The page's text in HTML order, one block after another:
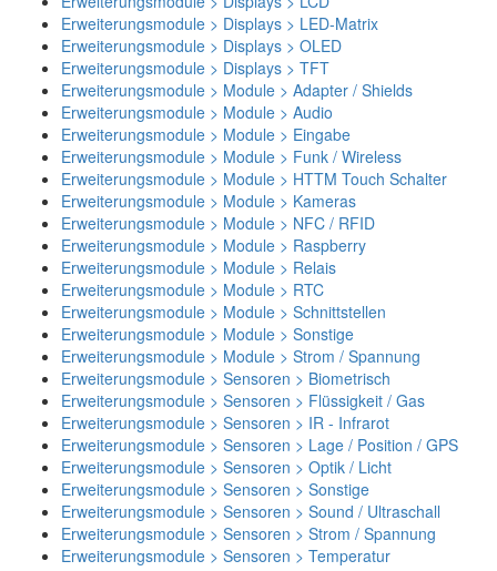
Erweiterungsmodule > Displays > LED-Matrix
Erweiterungsmodule > Displays > OLED
Erweiterungsmodule > Displays > TFT
Erweiterungsmodule > Module > Adapter / Shields
Erweiterungsmodule > Module > Audio
Erweiterungsmodule > Module > Eingabe
Erweiterungsmodule > Module > Funk / Wireless
Erweiterungsmodule > Module > HTTM Touch Schalter
Erweiterungsmodule > Module > Kameras
Erweiterungsmodule > Module > NFC / RFID
Erweiterungsmodule > Module > Raspberry
Erweiterungsmodule > Module > Relais
Erweiterungsmodule > Module > RTC
Erweiterungsmodule > Module > Schnittstellen
Erweiterungsmodule > Module > Sonstige
Erweiterungsmodule > Module > Strom / Spannung
Erweiterungsmodule > Sensoren > Biometrisch
Erweiterungsmodule > Sensoren > Flüssigkeit / Gas
Erweiterungsmodule > Sensoren > IR - Infrarot
Erweiterungsmodule > Sensoren > Lage / Position / GPS
Erweiterungsmodule > Sensoren > Optik / Licht
Erweiterungsmodule > Sensoren > Sonstige
Erweiterungsmodule > Sensoren > Sound / Ultraschall
Erweiterungsmodule > Sensoren > Strom / Spannung
Erweiterungsmodule > Sensoren > Temperatur